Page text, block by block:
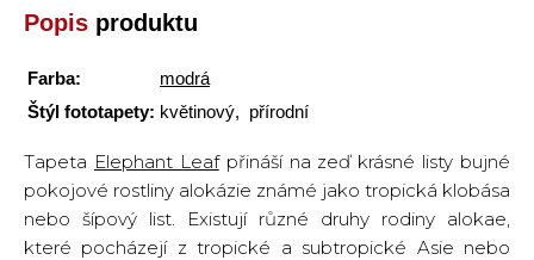
Popis produktu
Farba:
modrá
Štýl fototapety: květinový, přírodní
Tapeta Elephant Leafpřináší na zeď krásné listy bujné
pokojové rostliny alokázie známé jako tropická klobása
nebo šípový list. Existují různé druhy rodiny alokae,
které pocházejí z tropické a subtropické Asie nebo